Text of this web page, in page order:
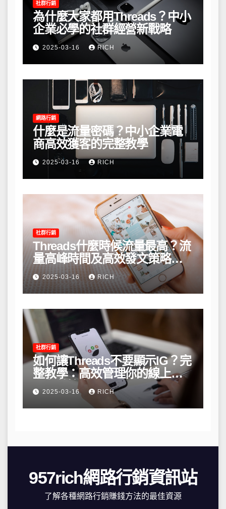
社群行銷
為什麼大家都用Threads？中小
企業必學的社群經營新戰略
2025-03-16 RICH
網路行銷
什麼是流量密碼？中小企業電
商高效獲客的完整教學
2025-03-16 RICH
社群行銷
Threads什麼時候流量最高？流
量高峰時間及高效發文策略攻
略2025-03-16 RICH
社群行銷
如何讓Threads不要顯示IG？完
整教學：高效管理你的線上隱
私與數據安全
2025-03-16 RICH
957rich網路行銷資訊站
了解各種網路行銷賺錢方法的最佳資源